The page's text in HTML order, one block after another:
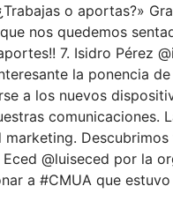
o aportas?»
nos quedemos
7. Isidro Pérez
la ponencia
a los nuevos
@luiseced por la
a #CMUA que